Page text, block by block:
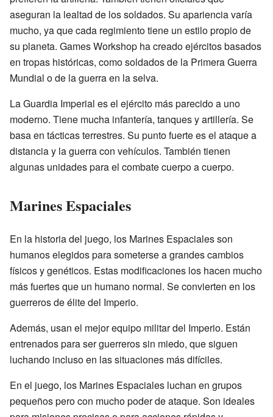
aseguran la lealtad de los soldados. Su apariencia varía
mucho, ya que cada regimiento tiene un estilo propio de
su planeta. Games Workshop ha creado ejércitos basados
en tropas históricas, como soldados de la Primera Guerra
Mundial o de la guerra en la selva.
La Guardia Imperial es el ejército más parecido a uno
moderno. Tiene mucha infantería, tanques y artillería. Se
basa en tácticas terrestres. Su punto fuerte es el ataque a
distancia y la guerra con vehículos. También tienen
algunas unidades para el combate cuerpo a cuerpo.
Marines Espaciales
En la historia del juego, los Marines Espaciales son
humanos elegidos para someterse a grandes cambios
físicos y genéticos. Estas modificaciones los hacen mucho
más fuertes que un humano normal. Se convierten en los
guerreros de élite del Imperio.
Además, usan el mejor equipo militar del Imperio. Están
entrenados para ser guerreros sin miedo, que siguen
luchando incluso en las situaciones más difíciles.
En el juego, los Marines Espaciales luchan en grupos
pequeños pero con mucho poder de ataque. Son ideales